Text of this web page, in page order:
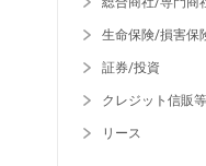
生命保険/損害保
証券/投資
クレジット信販等
リース